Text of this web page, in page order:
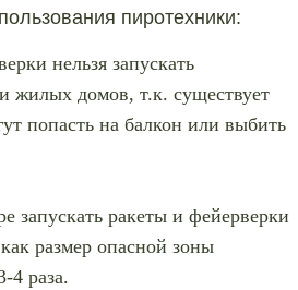
пиротехники:
нельзя запускать
жилых домов, т.к. существует
попасть на балкон или выбить
запускать ракеты и фейерверки
размер опасной зоны
4 раза.